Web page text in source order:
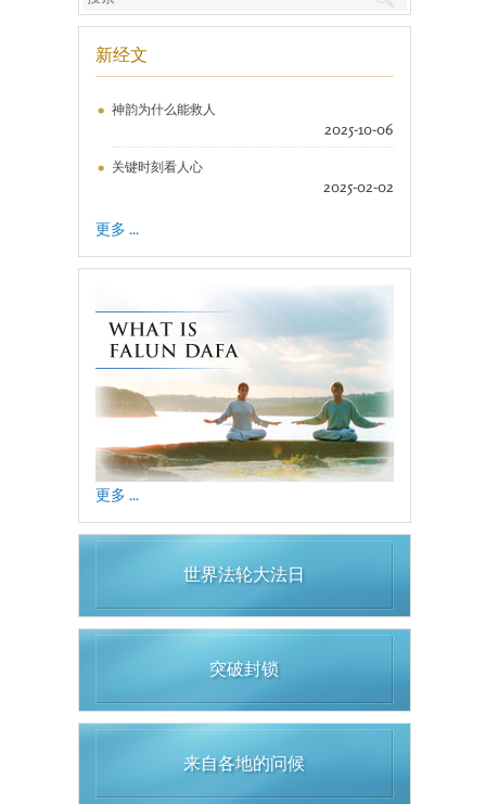
新经文
神韵为什么能救人
2025-10-06
关键时刻看人心
2025-02-02
更多 ...
更多 ...
世界法轮大法日
突破封锁
来自各地的问候